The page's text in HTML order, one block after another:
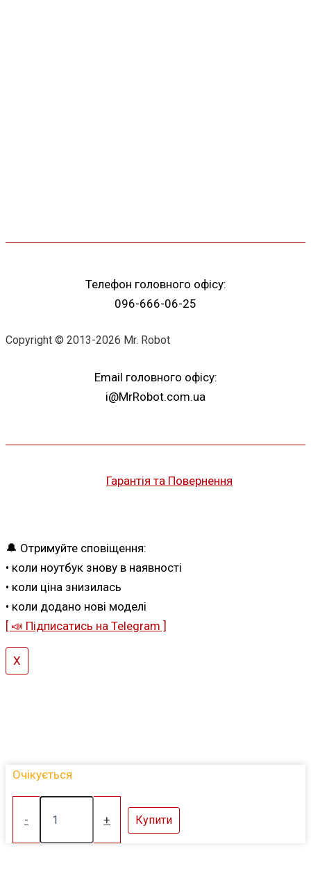
Телефон головного офісу:
096-666-06-25
Copyright © 2013-2026 Mr. Robot
Email головного офісу:
i@MrRobot.com.ua
Гарантія та Повернення
🔔 Отримуйте сповіщення:
• коли ноутбук знову в наявності
• коли ціна знизилась
• коли додано нові моделі
[ 📣 Підписатись на Telegram ]
X
Очікується
-
1145G7
+ Купити